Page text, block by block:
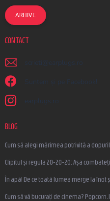
ARHIVE
CONTACT
scrieti @ earplugs.ro
Suntem și pe Facebook!
earplugs.ro
BLOG
Cum să alegi mărimea potrivită a
Clipitul și regula 20-20-20: Așa
În apă! De ce toată lumea merge la înot
Cum să vă bucurați de cinema?